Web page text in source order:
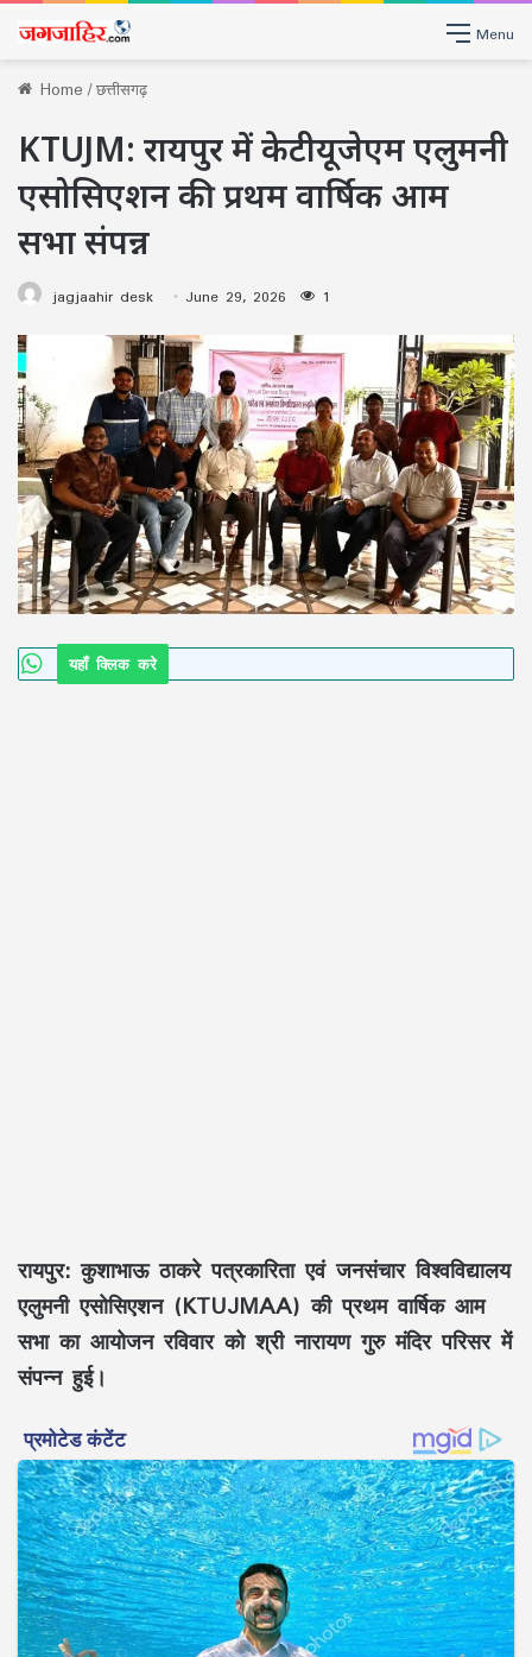
Menu
Home/छत्तीसगढ़
KTUJM: रायपुर में केटीयूजेएम एलुमनी
एसोसिएशन की प्रथम वार्षिक आम
सभा संपन्न
jagjaahir desk June 29, 2026 1
यहाँ क्लिक करे
रायपुर: कुशाभाऊ ठाकरे पत्रकारिता एवं जनसंचार विश्वविद्यालय
एलुमनी एसोसिएशन (KTUJMAA) की प्रथम वार्षिक आम
सभा का आयोजन रविवार को श्री नारायण गुरु मंदिर परिसर में
संपन्न हुई।